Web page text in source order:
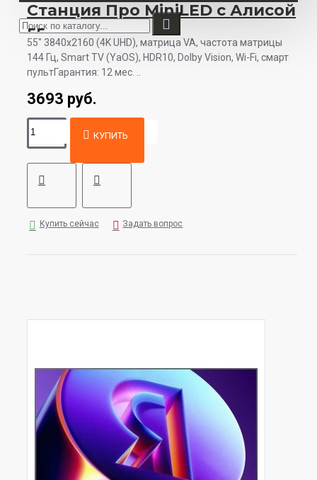
Станция Про MiniLED с Алисой
55
55" 3840x2160 (4K UHD), матрица VA, частота матрицы
144 Гц, Smart TV (YaOS), HDR10, Dolby Vision, Wi-Fi, смарт
пультГарантия: 12 мес. ..
3693 руб.
КУПИТЬ
Купить сейчас Задать вопрос